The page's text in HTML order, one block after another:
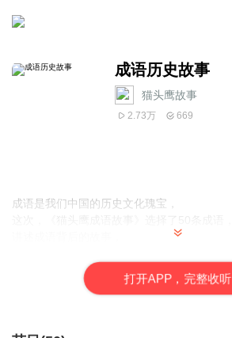
成语历史故事
猫头鹰故事
2.73万 669
成语是我们中国的历史文化瑰宝，
我们根据3-9岁儿童的认知能力，理解能力，
打开APP，完整收听